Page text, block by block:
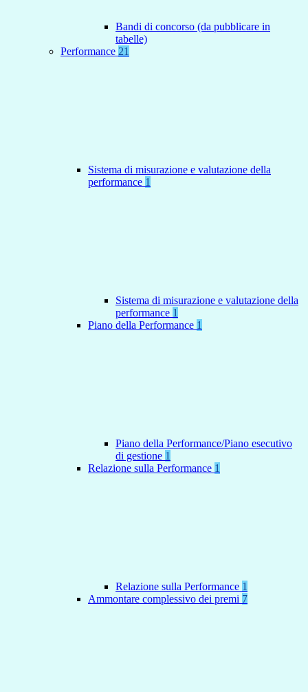
Bandi di concorso (da pubblicare in
tabelle)
Performance 21
Sistema di misurazione e valutazione della
performance 1
Sistema di misurazione e valutazione della
performance 1
Piano della Performance 1
Piano della Performance/Piano esecutivo
di gestione 1
Relazione sulla Performance 1
Relazione sulla Performance 1
Ammontare complessivo dei premi 7